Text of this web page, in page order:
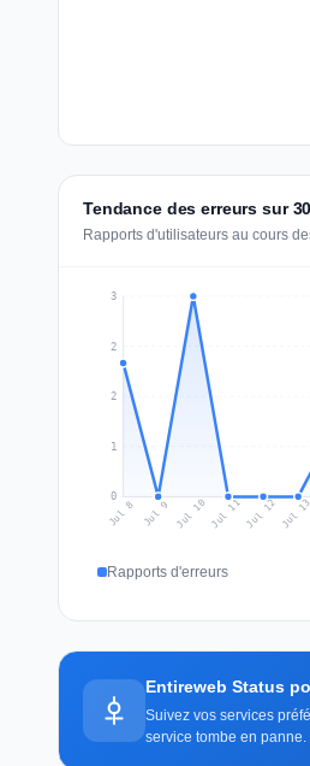
Tendance des erreurs sur
Rapports d'utilisateurs au cours
0
1
2
2
3
Jul 8 Jul 9 Jul 10 Jul 11Jul 12 Jul 13
Rapports d'erreurs
Entireweb Status
Suivez vos services
service tombe en panne.